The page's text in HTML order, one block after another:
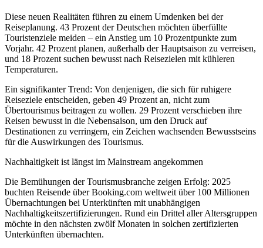
Diese neuen Realitäten führen zu einem Umdenken bei der
Reiseplanung. 43 Prozent der Deutschen möchten überfüllte
Touristenziele meiden – ein Anstieg um 10 Prozentpunkte zum
Vorjahr. 42 Prozent planen, außerhalb der Hauptsaison zu verreisen,
und 18 Prozent suchen bewusst nach Reisezielen mit kühleren
Temperaturen.
Ein signifikanter Trend: Von denjenigen, die sich für ruhigere
Reiseziele entscheiden, geben 49 Prozent an, nicht zum
Übertourismus beitragen zu wollen. 29 Prozent verschieben ihre
Reisen bewusst in die Nebensaison, um den Druck auf
Destinationen zu verringern, ein Zeichen wachsenden Bewusstseins
für die Auswirkungen des Tourismus.
Nachhaltigkeit ist längst im Mainstream angekommen
Die Bemühungen der Tourismusbranche zeigen Erfolg: 2025
buchten Reisende über Booking.com weltweit über 100 Millionen
Übernachtungen bei Unterkünften mit unabhängigen
Nachhaltigkeitszertifizierungen. Rund ein Drittel aller Altersgruppen
möchte in den nächsten zwölf Monaten in solchen zertifizierten
Unterkünften übernachten.